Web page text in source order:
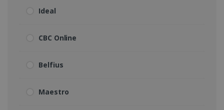
Ideal
CBC Online
Belfius
Maestro